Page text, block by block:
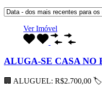
Ver Imóvel
ALUGA-SE CASA NO
🏢 ALUGUEL: R$2.700,00